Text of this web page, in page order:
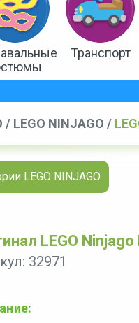
Транспорт
/ LEGO NINJAGO /
LEGO NINJAGO
LEGO
32971